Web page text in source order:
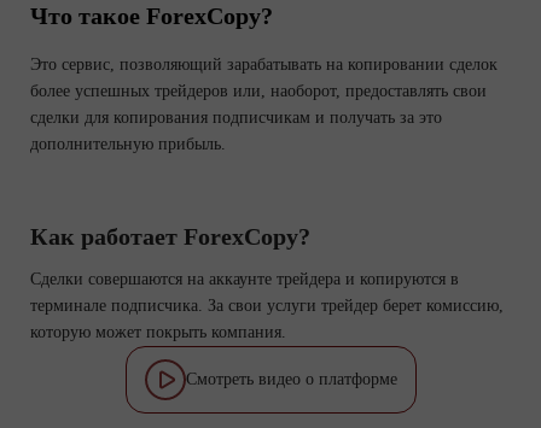
Что такое ForexCopy?
Это сервис, позволяющий зарабатывать на копировании сделок
более успешных трейдеров или, наоборот, предоставлять свои
сделки для копирования подписчикам и получать за это
дополнительную прибыль.
Как работает ForexCopy?
Сделки совершаются на аккаунте трейдера и копируются в
терминале подписчика. За свои услуги трейдер берет комиссию,
которую может покрыть компания.
Смотреть видео о платформе